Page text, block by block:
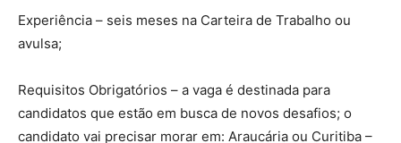
Experiência – seis meses na Carteira de Trabalho ou
avulsa;
Requisitos Obrigatórios – a vaga é destinada para
candidatos que estão em busca de novos desafios; o
candidato vai precisar morar em: Araucária ou Curitiba –